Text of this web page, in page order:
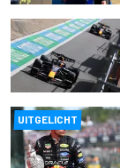
UITGELICHT